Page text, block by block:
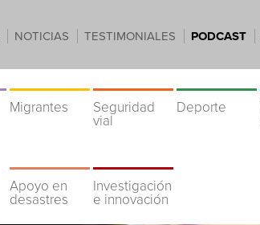
NOTICIAS TESTIMONIALES PODCAST
Migrantes
Seguridad
vial
Deporte
Apoyo en
desastres
Investigación
e innovación